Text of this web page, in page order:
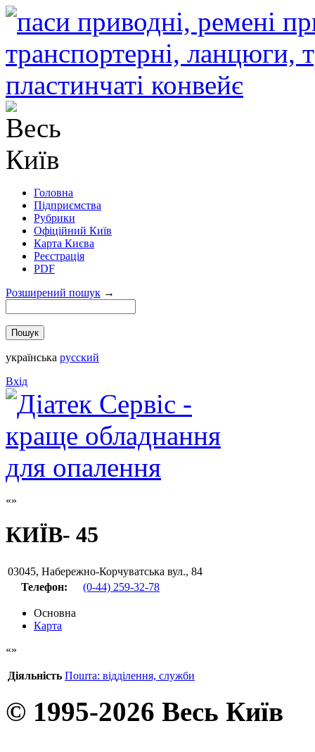
Головна
Підприємства
Рубрики
Офіційний Київ
Карта Києва
Реєстрація
PDF
Розширений пошук →
українська русский
Вхід
КИЇВ- 45
03045, Набережно-Корчуватська вул., 84
Телефон:
(0-44) 259-32-78
Основна
Карта
Діяльність Пошта: відділення, служби
© 1995-2026 Весь Київ